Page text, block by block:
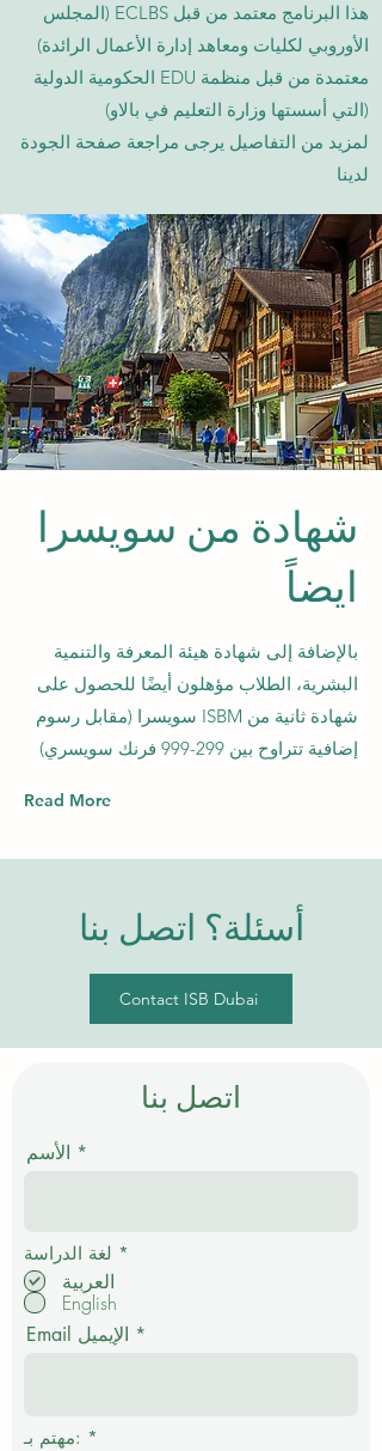
هذا البرنامج معتمد من قبل ECLBS (المجلس
الأوروبي لكليات ومعاهد إدارة الأعمال الرائدة)
معتمدة من قبل منظمة EDU الحكومية الدولية
(التي أسستها وزارة التعليم في بالاو)
لمزيد من التفاصيل يرجى مراجعة صفحة الجودة
لدينا
شهادة من سويسرا
ايضاً
بالإضافة إلى شهادة هيئة المعرفة والتنمية
البشرية، الطلاب مؤهلون أيضًا للحصول على
شهادة ثانية من ISBM سويسرا (مقابل رسوم
إضافية تتراوح بين 299-999 فرنك سويسري)
Read More
أسئلة؟ اتصل بنا
Contact ISB Dubai
اتصل بنا
الأسم
لغة الدراسة *
م
العربية
English
Email الإيميل
مهتم بـ: *